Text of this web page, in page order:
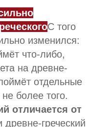
С того
изменился:
что-либо,
на древне-
отдельные
более того.
отличается от
древне-греческий